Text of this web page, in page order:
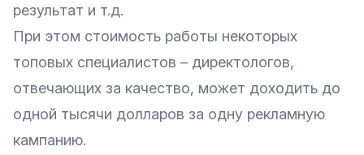
результат и т.д.
При этом стоимость работы некоторых
топовых специалистов – директологов,
отвечающих за качество, может доходить до
одной тысячи долларов за одну рекламную
кампанию.